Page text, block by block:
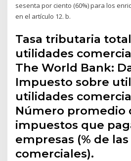
sesenta por ciento (60%) para los
en el artículo 12. b.
Tasa tributaria
utilidades
The World Bank:
Impuesto sobre
utilidades
Número promedio
impuestos que
empresas (% de
comerciales).